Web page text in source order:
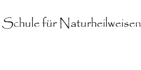
Schule für Naturheilweisen